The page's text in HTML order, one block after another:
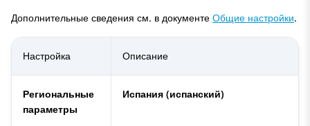
Дополнительные сведения см. в документе Общие настройки.
Настройка Описание
Региональные
параметры
Испания (испанский)